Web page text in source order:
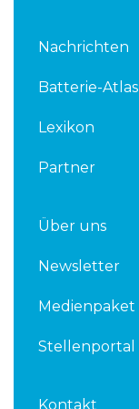
Nachrichten
Batterie-Atlas
Lexikon
Partner
Über uns
Newsletter
Medienpaket
Stellenportal
Kontakt